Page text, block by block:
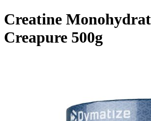
Creatine
Creapure 500g